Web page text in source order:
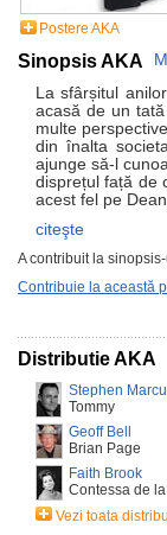
Postere AKA
Sinopsis AKA
La sfârșitul
acasă de un
multe
din înalta
ajunge să-l
disprețul față de
acest fel pe
citeşte
A contribuit la
Contribuie la această
Distributie AKA
Stephen
Tommy
Geoff Bell
Brian Page
Faith Brook
Contessa de
Vezi toata